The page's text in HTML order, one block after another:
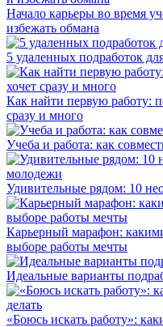
Начало карьеры во время
избежать обмана
5 удаленных подработок
Как найти первую работу:
сразу и много
Учеба и работа: как
Удивительные рядом: 10
Карьерный марафон:
выборе работы мечты
Идеальные варианты
«Боюсь искать работу»: